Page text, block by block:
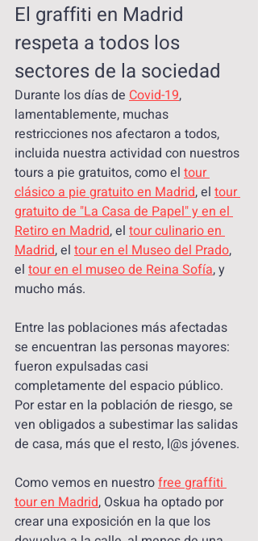
El graffiti en Madrid
respeta a todos los
sectores de la sociedad
Durante los días de Covid-19,
lamentablemente, muchas
restricciones nos afectaron a todos,
incluida nuestra actividad con nuestros
tours a pie gratuitos, como el tour
clásico a pie gratuito en Madrid, el tour
gratuito de "La Casa de Papel" y en el
Retiro en Madrid, el tour culinario en
Madrid, el tour en el Museo del Prado,
el tour en el museo de Reina Sofía, y
mucho más.
Entre las poblaciones más afectadas
se encuentran las personas mayores:
fueron expulsadas casi
completamente del espacio público.
Por estar en la población de riesgo, se
ven obligados a subestimar las salidas
de casa, más que el resto, l@s jóvenes.
Como vemos en nuestro free graffiti
tour en Madrid, Oskua ha optado por
crear una exposición en la que los